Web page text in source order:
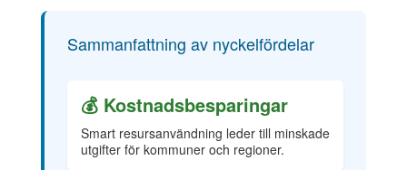
Sammanfattning av nyckelfördelar
💰 Kostnadsbesparingar
Smart resursanvändning leder till minskade
utgifter för kommuner och regioner.